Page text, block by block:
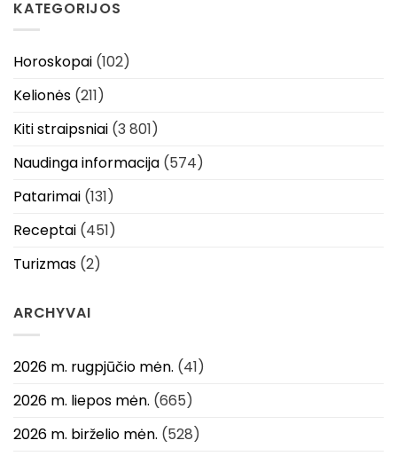
KATEGORIJOS
Horoskopai (102)
Kelionės (211)
Kiti straipsniai (3 801)
Naudinga informacija (574)
Patarimai (131)
Receptai (451)
Turizmas (2)
ARCHYVAI
2026 m. rugpjūčio mėn. (41)
2026 m. liepos mėn. (665)
2026 m. birželio mėn. (528)